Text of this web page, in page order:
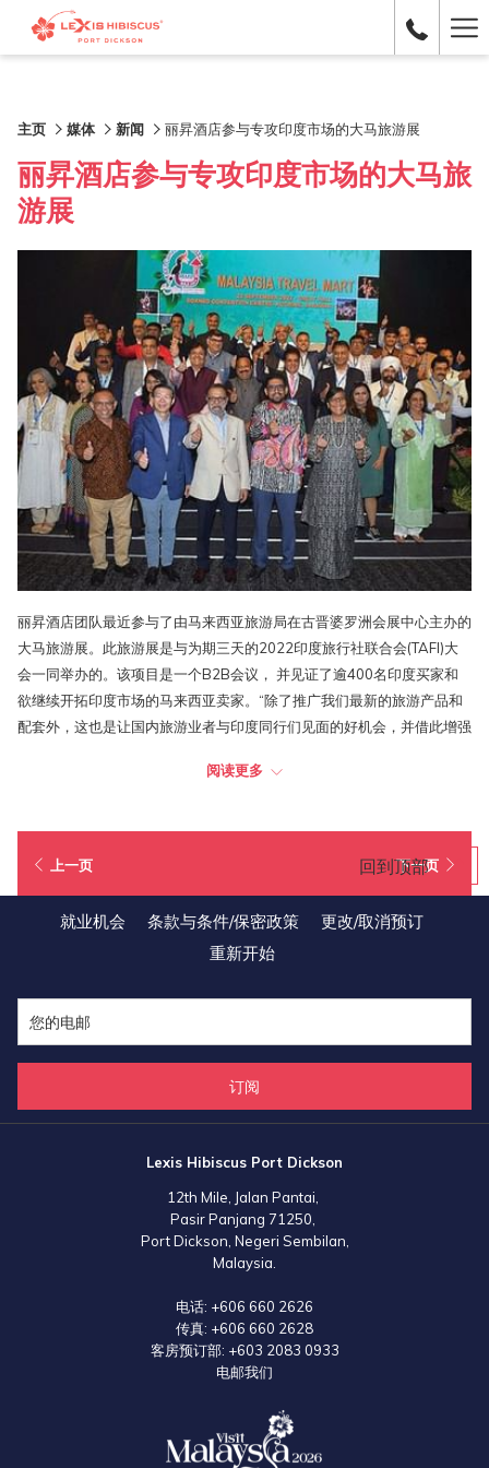
主页 媒体 新闻 丽昇酒店参与专攻印度市场的大马旅游展
丽昇酒店参与专攻印度市场的大马旅
游展
丽昇酒店团队最近参与了由马来西亚旅游局在古晋婆罗洲会展中心主办的
大马旅游展。此旅游展是与为期三天的2022印度旅行社联合会(TAFI)大
会一同举办的。该项目是一个B2B会议， 并见证了逾400名印度买家和
欲继续开拓印度市场的马来西亚卖家。“除了推广我们最新的旅游产品和
配套外，这也是让国内旅游业者与印度同行们见面的好机会，并借此增强
致辞中说道。来自印度的游客数量目前在我国排名第四，而在2019年，
阅读更多
上一页 下一页
回到顶部
就业机会 条款与条件/保密政策
更改/取消预订
重新开始
订阅
Lexis Hibiscus Port Dickson
12th Mile, Jalan Pantai,
Pasir Panjang 71250,
Port Dickson, Negeri Sembilan,
Malaysia.
电话: +606 660 2626
传真: +606 660 2628
客房预订部: +603 2083 0933
电邮我们